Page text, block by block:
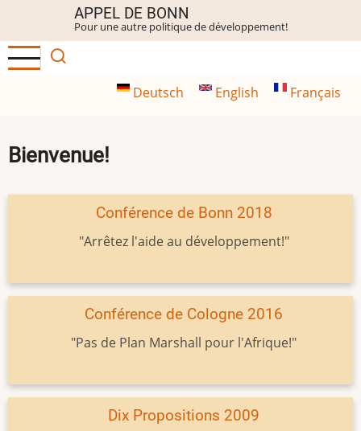
contenu
principal
APPEL DE BONN
Pour une autre politique de développement!
Deutsch English Français
Bienvenue!
Conférence de Bonn 2018
"Arrêtez l'aide au développement!"
Conférence de Cologne 2016
"Pas de Plan Marshall pour l'Afrique!"
Dix Propositions 2009